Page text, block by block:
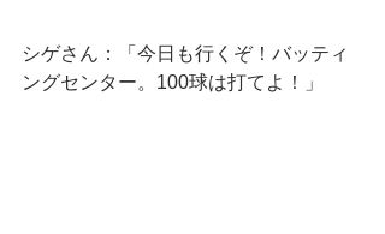
シゲさん：「今日も行くぞ！バッティ
ングセンター。100球は打てよ！」